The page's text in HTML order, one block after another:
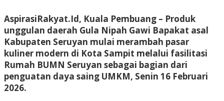
AspirasiRakyat.Id, Kuala Pembuang – Produk
unggulan daerah Gula Nipah Gawi Bapakat asal
Kabupaten Seruyan mulai merambah pasar
kuliner modern di Kota Sampit melalui fasilitasi
Rumah BUMN Seruyan sebagai bagian dari
penguatan daya saing UMKM, Senin 16 Februari
2026.